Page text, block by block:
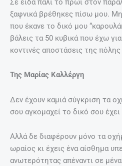
Σε είδα πάλι το πρωί στον
ξαφνικά βρέθηκες πίσω μου.
που έκανε το δικό μου
βάλεις τα 50 κυβικά που έχω
κοντινές αποστάσεις της
Της Μαρίας Καλλέργη
Δεν έχουν καμιά σύγκριση τα
σου αγκομαχεί το δικό σου
Αλλά δε διαφέρουν μόνο τα
ωραίος κι έχεις ένα αίσθημα
ανωτερότητας απέναντι σε